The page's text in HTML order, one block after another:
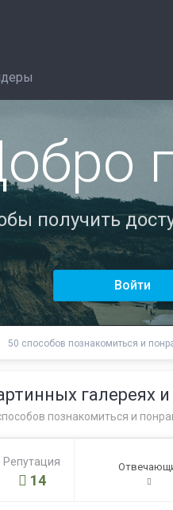
получить
Войти
50 способов познакомиться и
галереях и
познакомиться и
Репутация
14